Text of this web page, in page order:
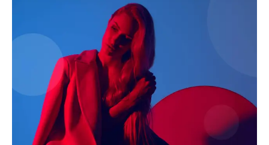
Contact us
Subscription Plans
My account